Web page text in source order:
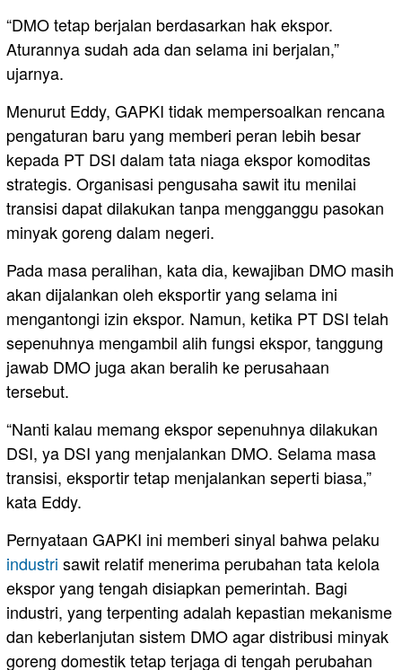
“DMO tetap berjalan berdasarkan hak ekspor.
Aturannya sudah ada dan selama ini berjalan,”
ujarnya.
Menurut Eddy, GAPKI tidak mempersoalkan rencana
pengaturan baru yang memberi peran lebih besar
kepada PT DSI dalam tata niaga ekspor komoditas
strategis. Organisasi pengusaha sawit itu menilai
transisi dapat dilakukan tanpa mengganggu pasokan
minyak goreng dalam negeri.
Pada masa peralihan, kata dia, kewajiban DMO masih
akan dijalankan oleh eksportir yang selama ini
mengantongi izin ekspor. Namun, ketika PT DSI telah
sepenuhnya mengambil alih fungsi ekspor, tanggung
jawab DMO juga akan beralih ke perusahaan
tersebut.
“Nanti kalau memang ekspor sepenuhnya dilakukan
DSI, ya DSI yang menjalankan DMO. Selama masa
transisi, eksportir tetap menjalankan seperti biasa,”
kata Eddy.
Pernyataan GAPKI ini memberi sinyal bahwa pelaku
industri sawit relatif menerima perubahan tata kelola
ekspor yang tengah disiapkan pemerintah. Bagi
industri, yang terpenting adalah kepastian mekanisme
dan keberlanjutan sistem DMO agar distribusi minyak
goreng domestik tetap terjaga di tengah perubahan